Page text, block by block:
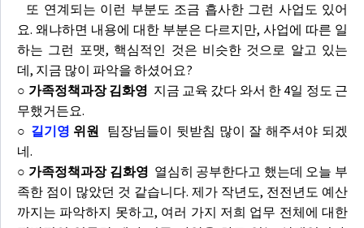
또 연계되는 이런 부분도 조금 흡사한 그런 사업도 있어
요. 왜냐하면 내용에 대한 부분은 다르지만, 사업에 따른 일
하는 그런 포맷, 핵심적인 것은 비슷한 것으로 알고 있는
데, 지금 많이 파악을 하셨어요?
○ 가족정책과장 김화영 지금 교육 갔다 와서 한 4일 정도 근
무했거든요.
○ 길기영 위원
팀장님들이 뒷받침 많이 잘 해주셔야 되겠
네.
○ 가족정책과장 김화영 열심히 공부한다고 했는데 오늘 부
족한 점이 많았던 것 같습니다. 제가 작년도, 전전년도 예산
까지는 파악하지 못하고, 여러 가지 저희 업무 전체에 대한